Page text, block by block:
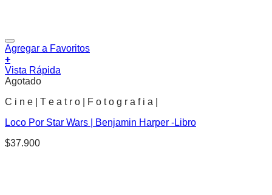
Agregar a Favoritos
+
Vista Rápida
Agotado
C i n e | T e a t r o | F o t o g r a f i a |
Loco Por Star Wars | Benjamin Harper -Libro
$37.900